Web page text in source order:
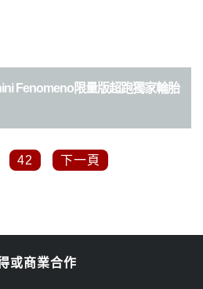
Fenomeno限量版超跑獨家輪胎
42 下一頁
或商業合作